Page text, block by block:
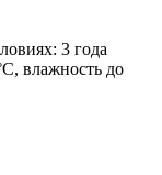
3 года
влажность до